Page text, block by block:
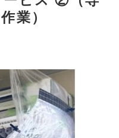
業）